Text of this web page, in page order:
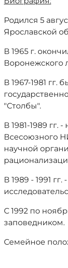
Родился 5
Ярославской
В 1965 г.
Воронежского
В 1967-1981
"Столбы".
В 1981-1989 гг.
Всесоюзного
научной
В 1989 - 1991
С 1992 по
заповедником.
Семейное